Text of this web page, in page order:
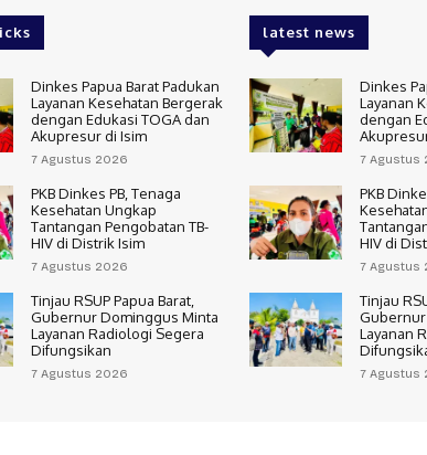
Dinkes Papua Barat Padukan
Layanan Kesehatan Bergerak
dengan Edukasi TOGA dan
Akupresur di Isim
7 Agustus 2026
PKB Dinkes PB, Tenaga
Kesehatan Ungkap
Tantangan Pengobatan TB-
HIV di Distrik Isim
7 Agustus 2026
Tinjau RSUP Papua Barat,
Gubernur Dominggus Minta
Layanan Radiologi Segera
Difungsikan
7 Agustus 2026
latest news
Dinkes
Layanan
dengan
7 Agustus
PKB
HIV di
7 Agustus
Tinjau
Layanan
7 Agustus